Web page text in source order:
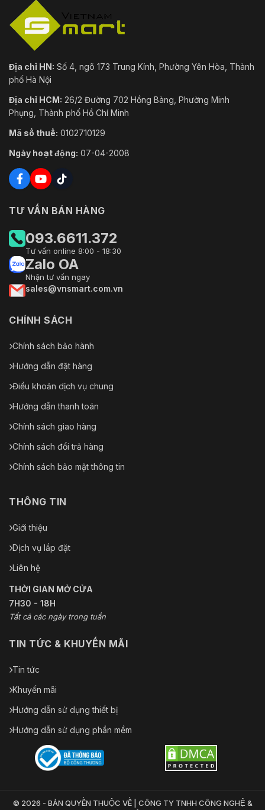
Địa chỉ HN: Số 4, ngõ 173 Trung Kính, Phường Yên Hòa, Thành
phố Hà Nội
Địa chỉ HCM: 26/2 Đường 702 Hồng Bàng, Phường Minh
Phụng, Thành phố Hồ Chí Minh
Mã số thuế: 0102710129
Ngày hoạt động: 07-04-2008
TƯ VẤN BÁN HÀNG
093.6611.372
Tư vấn online 8:00 - 18:30
Zalo OA
Nhận tư vấn ngay
sales@vnsmart.com.vn
CHÍNH SÁCH
Chính sách bảo hành
Hướng dẫn đặt hàng
Điều khoản dịch vụ chung
Hướng dẫn thanh toán
Chính sách giao hàng
Chính sách đổi trả hàng
Chính sách bảo mật thông tin
THÔNG TIN
Giới thiệu
Dịch vụ lắp đặt
Liên hệ
THỜI GIAN MỞ CỬA
7H30 - 18H
Tất cả các ngày trong tuần
TIN TỨC & KHUYẾN MÃI
Tin tức
Khuyến mãi
Hướng dẫn sử dụng thiết bị
Hướng dẫn sử dụng phần mềm
© 2026 - BẢN QUYỀN THUỘC VỀ | CÔNG TY TNHH CÔNG NGHỆ &